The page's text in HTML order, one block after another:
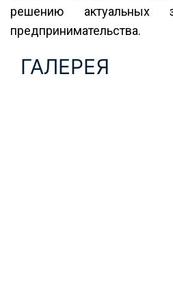
решению актуальных
предпринимательства.
ГАЛЕРЕЯ